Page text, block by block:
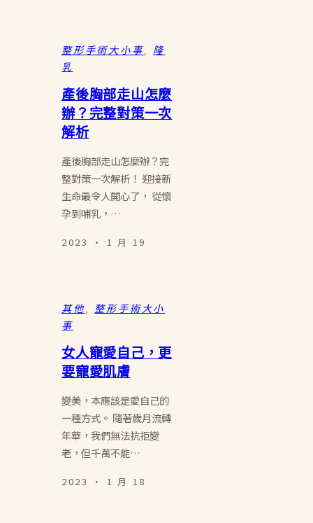
整形手術大小事
隆
乳
產後胸部走山怎麼
辦？完整對策一次
解析
產後胸部走山怎麼辦？完
整對策一次解析！ 迎接新
生命最令人開心了， 從懷
孕到哺乳，…
2023 · 1 月 19
其他
整形手術大小
事
女人寵愛自己，更
要寵愛肌膚
變美，本應該是愛自己的
一種方式。 隨著歲月流轉
年華，我們無法抗拒變
老，但千萬不能…
2023 · 1 月 18